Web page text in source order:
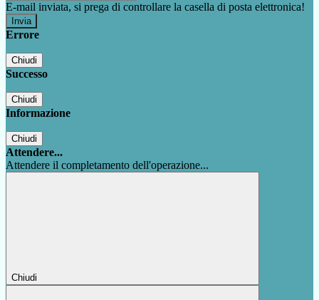
E-mail inviata, si prega di controllare la casella di posta elettronica!
Errore
Chiudi
Successo
Chiudi
Informazione
Chiudi
Attendere...
Attendere il completamento dell'operazione...
Chiudi